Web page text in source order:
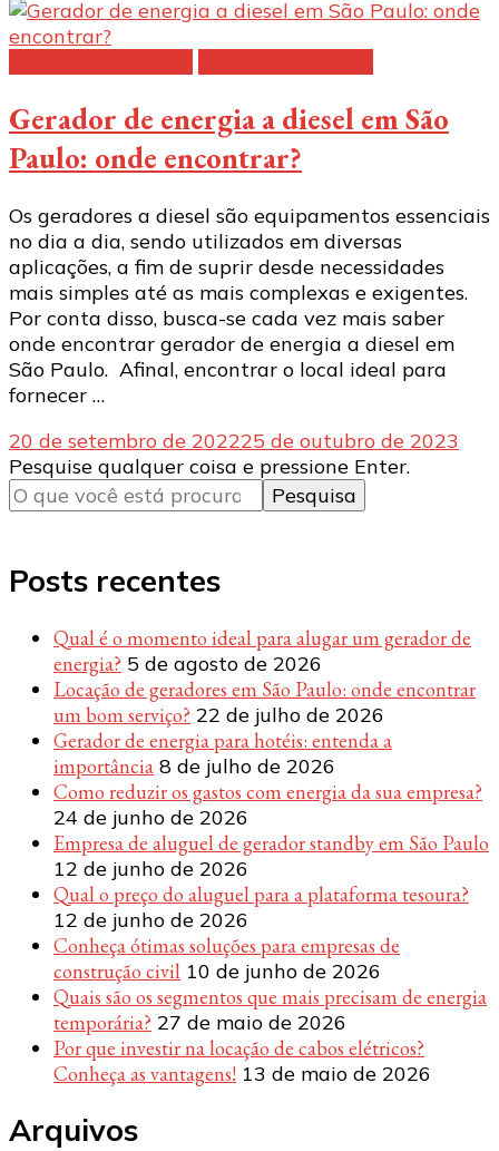
Gerador de energia a diesel em São
Paulo: onde encontrar?
Os geradores a diesel são equipamentos essenciais
no dia a dia, sendo utilizados em diversas
aplicações, a fim de suprir desde necessidades
mais simples até as mais complexas e exigentes.
Por conta disso, busca-se cada vez mais saber
onde encontrar gerador de energia a diesel em
São Paulo. Afinal, encontrar o local ideal para
fornecer …
20 de setembro de 202225 de outubro de 2023
Procurando
algo?
Pesquise qualquer coisa e pressione Enter.
Posts recentes
Qual é o momento ideal para alugar um gerador de
energia? 5 de agosto de 2026
Locação de geradores em São Paulo: onde encontrar
um bom serviço? 22 de julho de 2026
Gerador de energia para hotéis: entenda a
importância 8 de julho de 2026
Como reduzir os gastos com energia da sua empresa?
24 de junho de 2026
Empresa de aluguel de gerador standby em São Paulo
12 de junho de 2026
Qual o preço do aluguel para a plataforma tesoura?
12 de junho de 2026
Conheça ótimas soluções para empresas de
construção civil 10 de junho de 2026
Quais são os segmentos que mais precisam de energia
temporária? 27 de maio de 2026
Por que investir na locação de cabos elétricos?
Conheça as vantagens! 13 de maio de 2026
Arquivos